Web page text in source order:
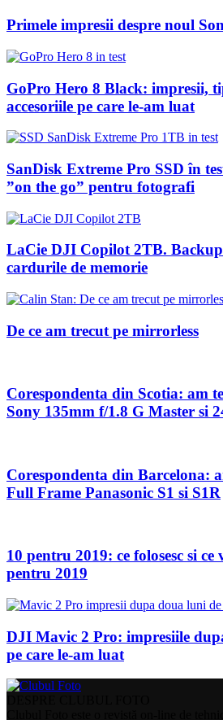
Primele impresii despre noul
GoPro Hero 8 Black: impresii,
accesoriile pe care le-am luat
SanDisk Extreme Pro SSD în
”on the go” pentru fotografi
LaCie DJI Copilot 2TB.
cardurile de memorie
De ce am trecut pe mirrorless
Corespondenta din Scotia: am
Sony 135mm f/1.8 G Master si
Corespondenta din Barcelona:
Full Frame Panasonic S1 si S1R
10 pentru 2019: ce folosesc si
pentru 2019
DJI Mavic 2 Pro: impresiile
pe care le-am luat